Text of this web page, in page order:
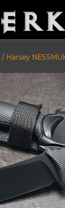
/ Harsey